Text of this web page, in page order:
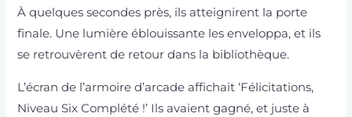
À quelques secondes près, ils atteignirent la porte
finale. Une lumière éblouissante les enveloppa, et ils
se retrouvèrent de retour dans la bibliothèque.
L’écran de l’armoire d’arcade affichait ‘Félicitations,
Niveau Six Complété !’ Ils avaient gagné, et juste à